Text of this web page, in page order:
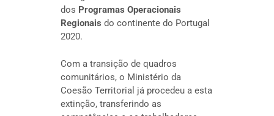
dos Programas Operacionais
Regionais do continente do Portugal
2020.
Com a transição de quadros
comunitários, o Ministério da
Coesão Territorial já procedeu a esta
extinção, transferindo as